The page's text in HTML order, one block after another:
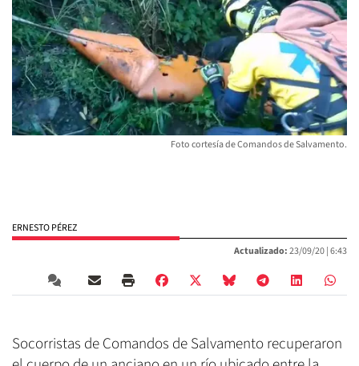
Foto cortesía de Comandos de Salvamento.
ERNESTO PÉREZ
Actualizado:23/09/20 |6:43
Socorristas de Comandos de Salvamento recuperaron